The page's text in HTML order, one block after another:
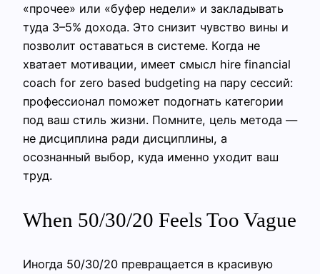
«прочее» или «буфер недели» и закладывать
туда 3–5% дохода. Это снизит чувство вины и
позволит оставаться в системе. Когда не
хватает мотивации, имеет смысл hire financial
coach for zero based budgeting на пару сессий:
профессионал поможет подогнать категории
под ваш стиль жизни. Помните, цель метода —
не дисциплина ради дисциплины, а
осознанный выбор, куда именно уходит ваш
труд.
When 50/30/20 Feels Too Vague
Иногда 50/30/20 превращается в красивую